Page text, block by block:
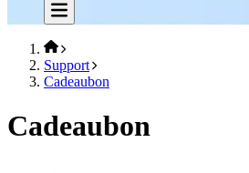
Support
Cadeaubon
Cadeaubon